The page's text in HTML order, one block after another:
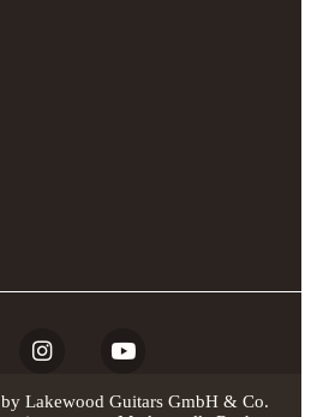
Lakewood Guitars GmbH & Co.